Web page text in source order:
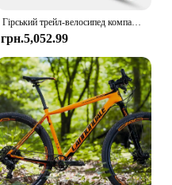
Гірський трейл-велосипед компанії Bicycle Company
грн.5,052.99